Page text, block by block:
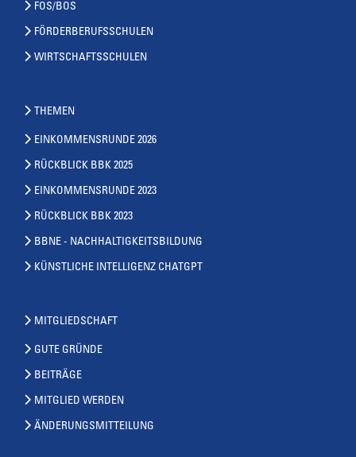
FOS/BOS
FÖRDERBERUFSSCHULEN
WIRTSCHAFTSSCHULEN
THEMEN
EINKOMMENSRUNDE 2026
RÜCKBLICK BBK 2025
EINKOMMENSRUNDE 2023
RÜCKBLICK BBK 2023
BBNE - NACHHALTIGKEITSBILDUNG
KÜNSTLICHE INTELLIGENZ CHATGPT
MITGLIEDSCHAFT
GUTE GRÜNDE
BEITRÄGE
MITGLIED WERDEN
ÄNDERUNGSMITTEILUNG